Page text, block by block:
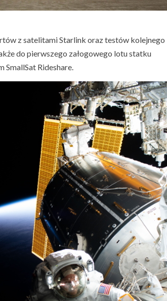
z satelitami Starlink oraz testów kolejnego
do pierwszego załogowego lotu statku
SmallSat Rideshare.